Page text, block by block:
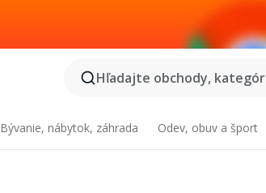
Hľadajte obchody,
Bývanie, nábytok, záhrada Odev, obuv a šport